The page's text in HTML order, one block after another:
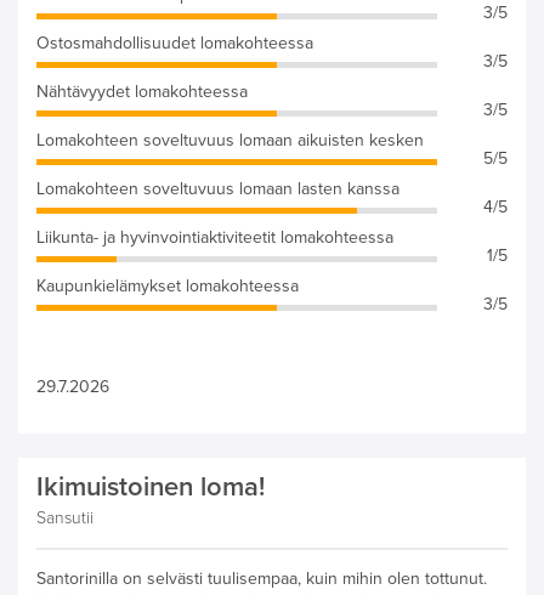
3/5
Ostosmahdollisuudet lomakohteessa
3/5
Nähtävyydet lomakohteessa
3/5
Lomakohteen soveltuvuus lomaan aikuisten kesken
5/5
Lomakohteen soveltuvuus lomaan lasten kanssa
4/5
Liikunta- ja hyvinvointiaktiviteetit lomakohteessa
1/5
Kaupunkielämykset lomakohteessa
3/5
29.7.2026
Ikimuistoinen loma!
Sansutii
Santorinilla on selvästi tuulisempaa, kuin mihin olen tottunut.